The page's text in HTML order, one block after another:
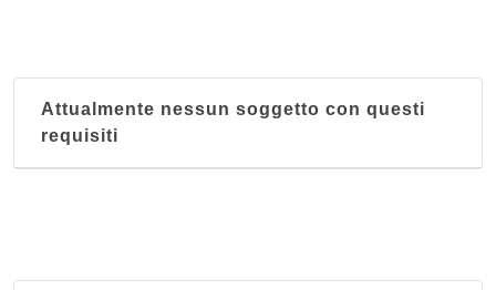
Attualmente nessun soggetto con questi
requisiti